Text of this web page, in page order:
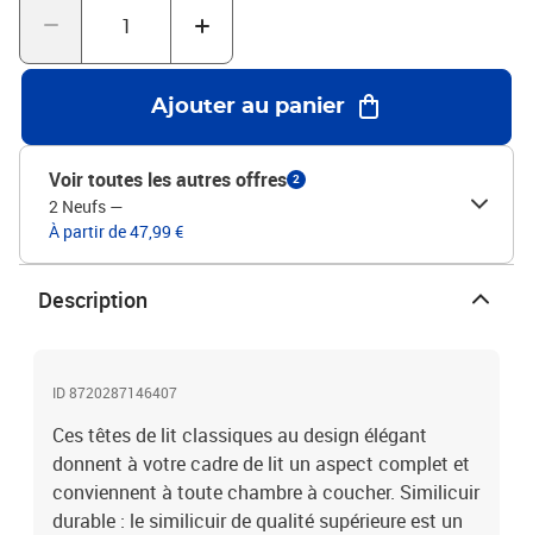
cadres et matelas assortis.Chaque produit est livré avec un
grisMatériau : similicuir (75 % polychlorure de vinyle, 5 % coton, 20
% polyester), bois d'ingénierie, bois de mélèze massifMatériau de
remplissage : mousseDimensions totales : 144 x 5 x 78/88 cm (l x
P x H)Dimensions (chacune) : 72 x 5 x 78/88 cm (l x P x H)La
livraison contient :2 x tête de lit
Ajouter au panier
Voir toutes les autres offres 2
2 Neufs —
À partir de 47,99 €
Description
ID 8720287146407
Ces têtes de lit classiques au design élégant
donnent à votre cadre de lit un aspect complet et
conviennent à toute chambre à coucher. Similicuir
durable : le similicuir de qualité supérieure est un